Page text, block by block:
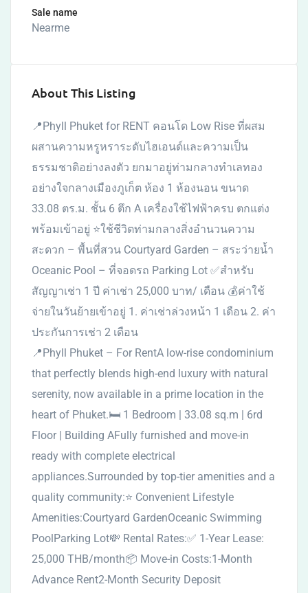
Sale name
Nearme
About This Listing
📍Phyll Phuket for RENT คอนโด Low Rise ที่ผสม
ผสานความหรูหราระดับไฮเอนด์และความเป็น
ธรรมชาติอย่างลงตัว ยกมาอยู่ท่ามกลางทำเลทอง
อย่างใจกลางเมืองภูเก็ต ห้อง 1 ห้องนอน ขนาด
33.08 ตร.ม. ชั้น 6 ตึก A เครื่องใช้ไฟฟ้าครบ ตกแต่ง
พร้อมเข้าอยู่ ⭐ใช้ชีวิตท่ามกลางสิ่งอำนวนความ
สะดวก – พื้นที่สวน Courtyard Garden – สระว่ายน้ำ
Oceanic Pool – ที่จอดรถ Parking Lot ✅สำหรับ
สัญญาเช่า 1 ปี ค่าเช่า 25,000 บาท/ เดือน 💰ค่าใช้
จ่ายในวันย้ายเข้าอยู่ 1. ค่าเช่าล่วงหน้า 1 เดือน 2. ค่า
ประกันการเช่า 2 เดือน
📍Phyll Phuket – For RentA low-rise condominium
that perfectly blends high-end luxury with natural
serenity, now available in a prime location in the
heart of Phuket.🛏 1 Bedroom | 33.08 sq.m | 6rd
Floor | Building AFully furnished and move-in
ready with complete electrical
appliances.Surrounded by top-tier amenities and a
quality community:⭐ Convenient Lifestyle
Amenities:Courtyard GardenOceanic Swimming
PoolParking Lot💸 Rental Rates:✅ 1-Year Lease:
25,000 THB/month📦 Move-in Costs:1-Month
Advance Rent2-Month Security Deposit